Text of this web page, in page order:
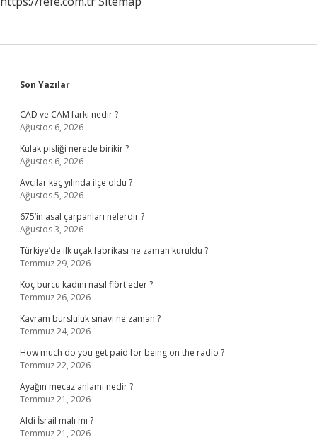
Sidebar
Son Yazılar
CAD ve CAM farkı nedir ?
Ağustos 6, 2026
Kulak pisliği nerede birikir ?
Ağustos 6, 2026
Avcılar kaç yılında ilçe oldu ?
Ağustos 5, 2026
675’in asal çarpanları nelerdir ?
Ağustos 3, 2026
Türkiye’de ilk uçak fabrikası ne zaman kuruldu ?
Temmuz 29, 2026
Koç burcu kadını nasıl flört eder ?
Temmuz 26, 2026
Kavram bursluluk sınavı ne zaman ?
Temmuz 24, 2026
How much do you get paid for being on the radio ?
Temmuz 22, 2026
Ayağın mecaz anlamı nedir ?
Temmuz 21, 2026
Aldi İsrail malı mı ?
Temmuz 21, 2026